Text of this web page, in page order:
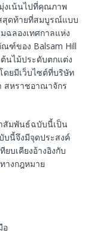
งเน้นไปที่คุณภาพ
สุดท้ายที่สมบูรณ์แบบ
ฉลองเทศกาลแห่ง
ฑ์ของ Balsam Hill
นไม้ประดับตกแต่ง
ดยมีเว็บไซต์ที่บริษัท
สหราชอาณาจักร
สัมพันธ์ฉบับนี้เป็น
บนี้จึงมีจุดประสงค์
บเคียงอ้างอิงกับ
างกฎหมาย
อ